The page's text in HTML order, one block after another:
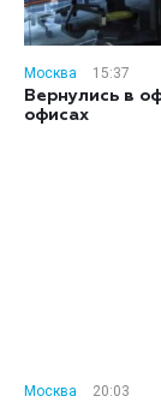
Москва
15:37
Вернулись в
офисах
Москва
20:03